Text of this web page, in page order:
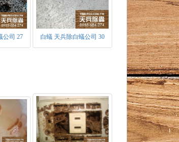
公司 27 白蟻 天兵除白蟻公司 30